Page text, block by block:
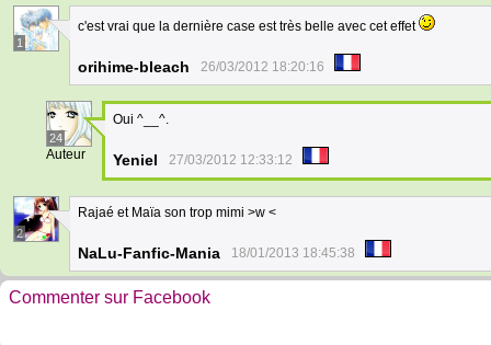
1
c'est vrai que la dernière case est très belle avec cet effet
orihime-bleach 26/03/2012 18:20:16
24
Auteur
Oui ^__^.
Yeniel 27/03/2012 12:33:12
2
Rajaé et Maïa son trop mimi >w <
NaLu-Fanfic-Mania 18/01/2013 18:45:38
Commenter sur Facebook